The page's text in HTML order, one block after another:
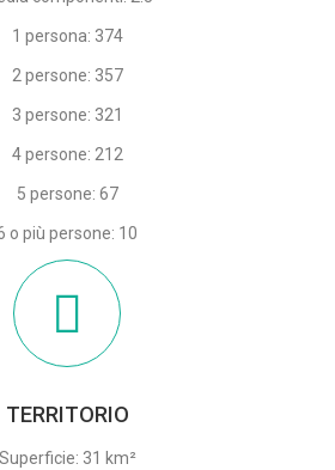
1 persona: 374
2 persone: 357
3 persone: 321
4 persone: 212
5 persone: 67
o più persone: 10
TERRITORIO
Superficie: 31 km²